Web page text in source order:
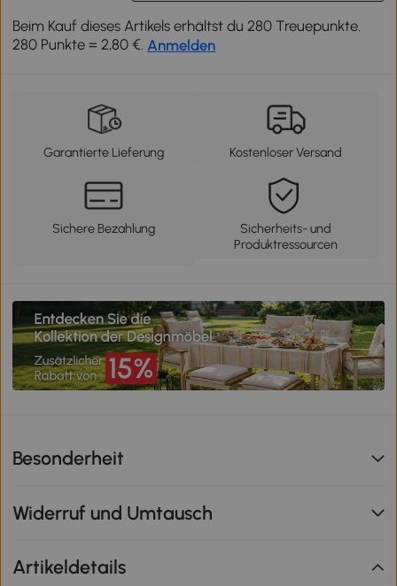
Beim Kauf dieses Artikels erhältst du 280 Treuepunkte.
280 Punkte = 2,80 €. Anmelden
Garantierte Lieferung Kostenloser Versand
Sichere Bezahlung
Sicherheits- und
Produktressourcen
Besonderheit
Widerruf und Umtausch
Artikeldetails